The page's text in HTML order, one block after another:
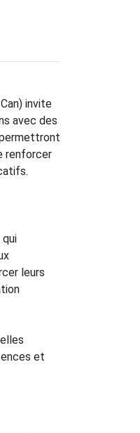
invite
avec des
renforcer
leurs
et